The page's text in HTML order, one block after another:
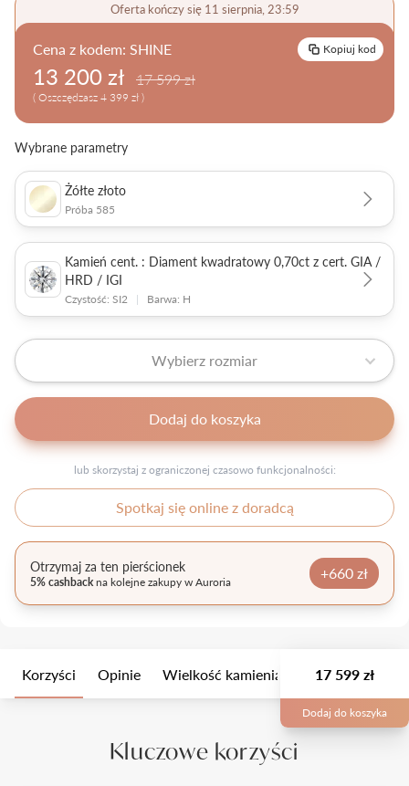
Pielęgnacja biżuterii
Oferta kończy się 11 sierpnia, 23:59
Cena z kodem: SHINE Kopiuj kod
13 200 zł 17 599 zł
( Oszczędzasz 4 399 zł )
Wybrane parametry
Żółte złoto
Próba 585
Kamień cent. : Diament kwadratowy 0,70ct z cert. GIA /
HRD / IGI
Czystość: SI2 | Barwa: H
Wybierz rozmiar
Dodaj do koszyka
lub skorzystaj z ograniczonej czasowo funkcjonalności:
Spotkaj się online z doradcą
Otrzymaj za ten pierścionek
5% cashbackna kolejne zakupy w Auroria +660 zł
Korzyści Opinie Wielkość kamienia Opis
17 599 zł
Dodaj do koszyka
Kluczowe korzyści